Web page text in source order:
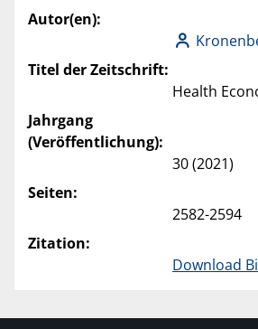
Autor(en):
Titel der Zeitschrift:
Health
Jahrgang
(Veröffentlichung):
30 (2021)
Seiten:
2582-2594
Zitation:
Download